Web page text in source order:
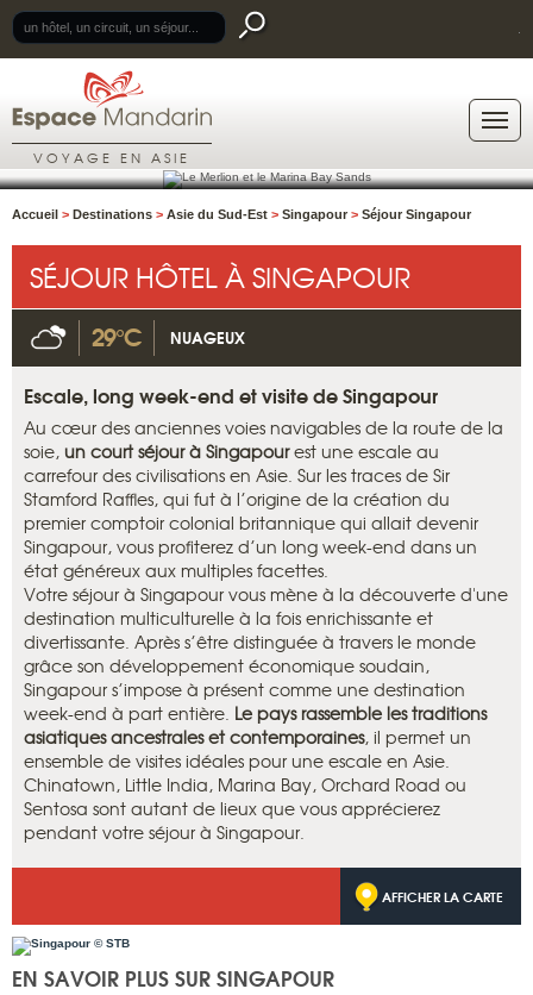
VOYAGE EN ASIE
Accueil > Destinations > Asie du Sud-Est > Singapour > Séjour Singapour
SÉJOUR HÔTEL À SINGAPOUR
29°C NUAGEUX
Escale, long week-end et visite de Singapour
Au cœur des anciennes voies navigables de la route de la
soie, un court séjour à Singapourest une escale au
carrefour des civilisations en Asie. Sur les traces de Sir
Stamford Raffles, qui fut à l’origine de la création du
premier comptoir colonial britannique qui allait devenir
Singapour, vous profiterez d’un long week-end dans un
état généreux aux multiples facettes.
Votre séjour à Singapour vous mène à la découverte d'une
destination multiculturelle à la fois enrichissante et
divertissante. Après s’être distinguée à travers le monde
grâce son développement économique soudain,
Singapour s’impose à présent comme une destination
week-end à part entière. Le pays rassemble les traditions
asiatiques ancestrales et contemporaines, il permet un
ensemble de visites idéales pour une escale en Asie.
Chinatown, Little India, Marina Bay, Orchard Road ou
Sentosa sont autant de lieux que vous apprécierez
pendant votre séjour à Singapour.
AFFICHER LA CARTE
EN SAVOIR PLUS SUR SINGAPOUR